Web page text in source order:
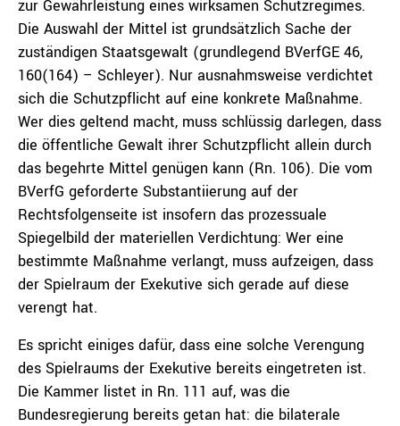
zur Gewährleistung eines wirksamen Schutzregimes.
Die Auswahl der Mittel ist grundsätzlich Sache der
zuständigen Staatsgewalt (grundlegend BVerfGE 46,
160(164) – Schleyer). Nur ausnahmsweise verdichtet
sich die Schutzpflicht auf eine konkrete Maßnahme.
Wer dies geltend macht, muss schlüssig darlegen, dass
die öffentliche Gewalt ihrer Schutzpflicht allein durch
das begehrte Mittel genügen kann (Rn. 106). Die vom
BVerfG geforderte Substantiierung auf der
Rechtsfolgenseite ist insofern das prozessuale
Spiegelbild der materiellen Verdichtung: Wer eine
bestimmte Maßnahme verlangt, muss aufzeigen, dass
der Spielraum der Exekutive sich gerade auf diese
verengt hat.
Es spricht einiges dafür, dass eine solche Verengung
des Spielraums der Exekutive bereits eingetreten ist.
Die Kammer listet in Rn. 111 auf, was die
Bundesregierung bereits getan hat: die bilaterale